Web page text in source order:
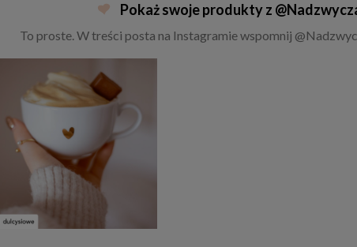
Pokaż swoje produkty z
To proste. W treści posta na Instagramie wspomnij